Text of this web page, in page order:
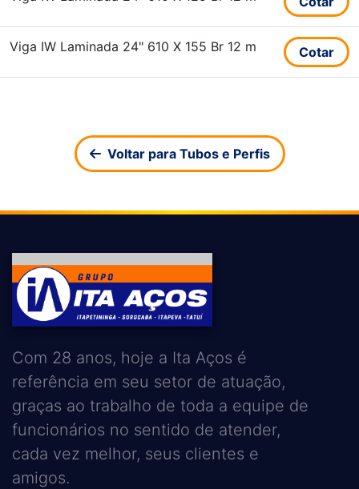
Viga IW Laminada 24" 610 X 155 Br 12 m Cotar
Voltar para Tubos e Perfis
Com 28 anos, hoje a Ita Aços é
referência em seu setor de atuação,
graças ao trabalho de toda a equipe de
funcionários no sentido de atender,
cada vez melhor, seus clientes e
amigos.